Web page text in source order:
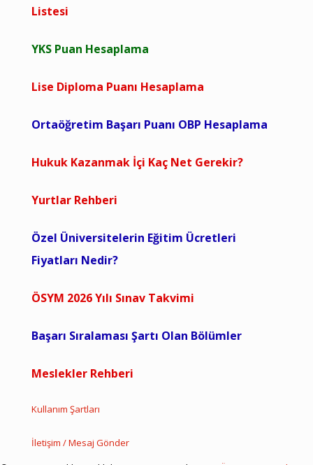
Listesi
YKS Puan Hesaplama
Lise Diploma Puanı Hesaplama
Ortaöğretim Başarı Puanı OBP Hesaplama
Hukuk Kazanmak İçi Kaç Net Gerekir?
Yurtlar Rehberi
Özel Üniversitelerin Eğitim Ücretleri
Fiyatları Nedir?
ÖSYM 2026 Yılı Sınav Takvimi
Başarı Sıralaması Şartı Olan Bölümler
Meslekler Rehberi
Kullanım Şartları
İletişim / Mesaj Gönder